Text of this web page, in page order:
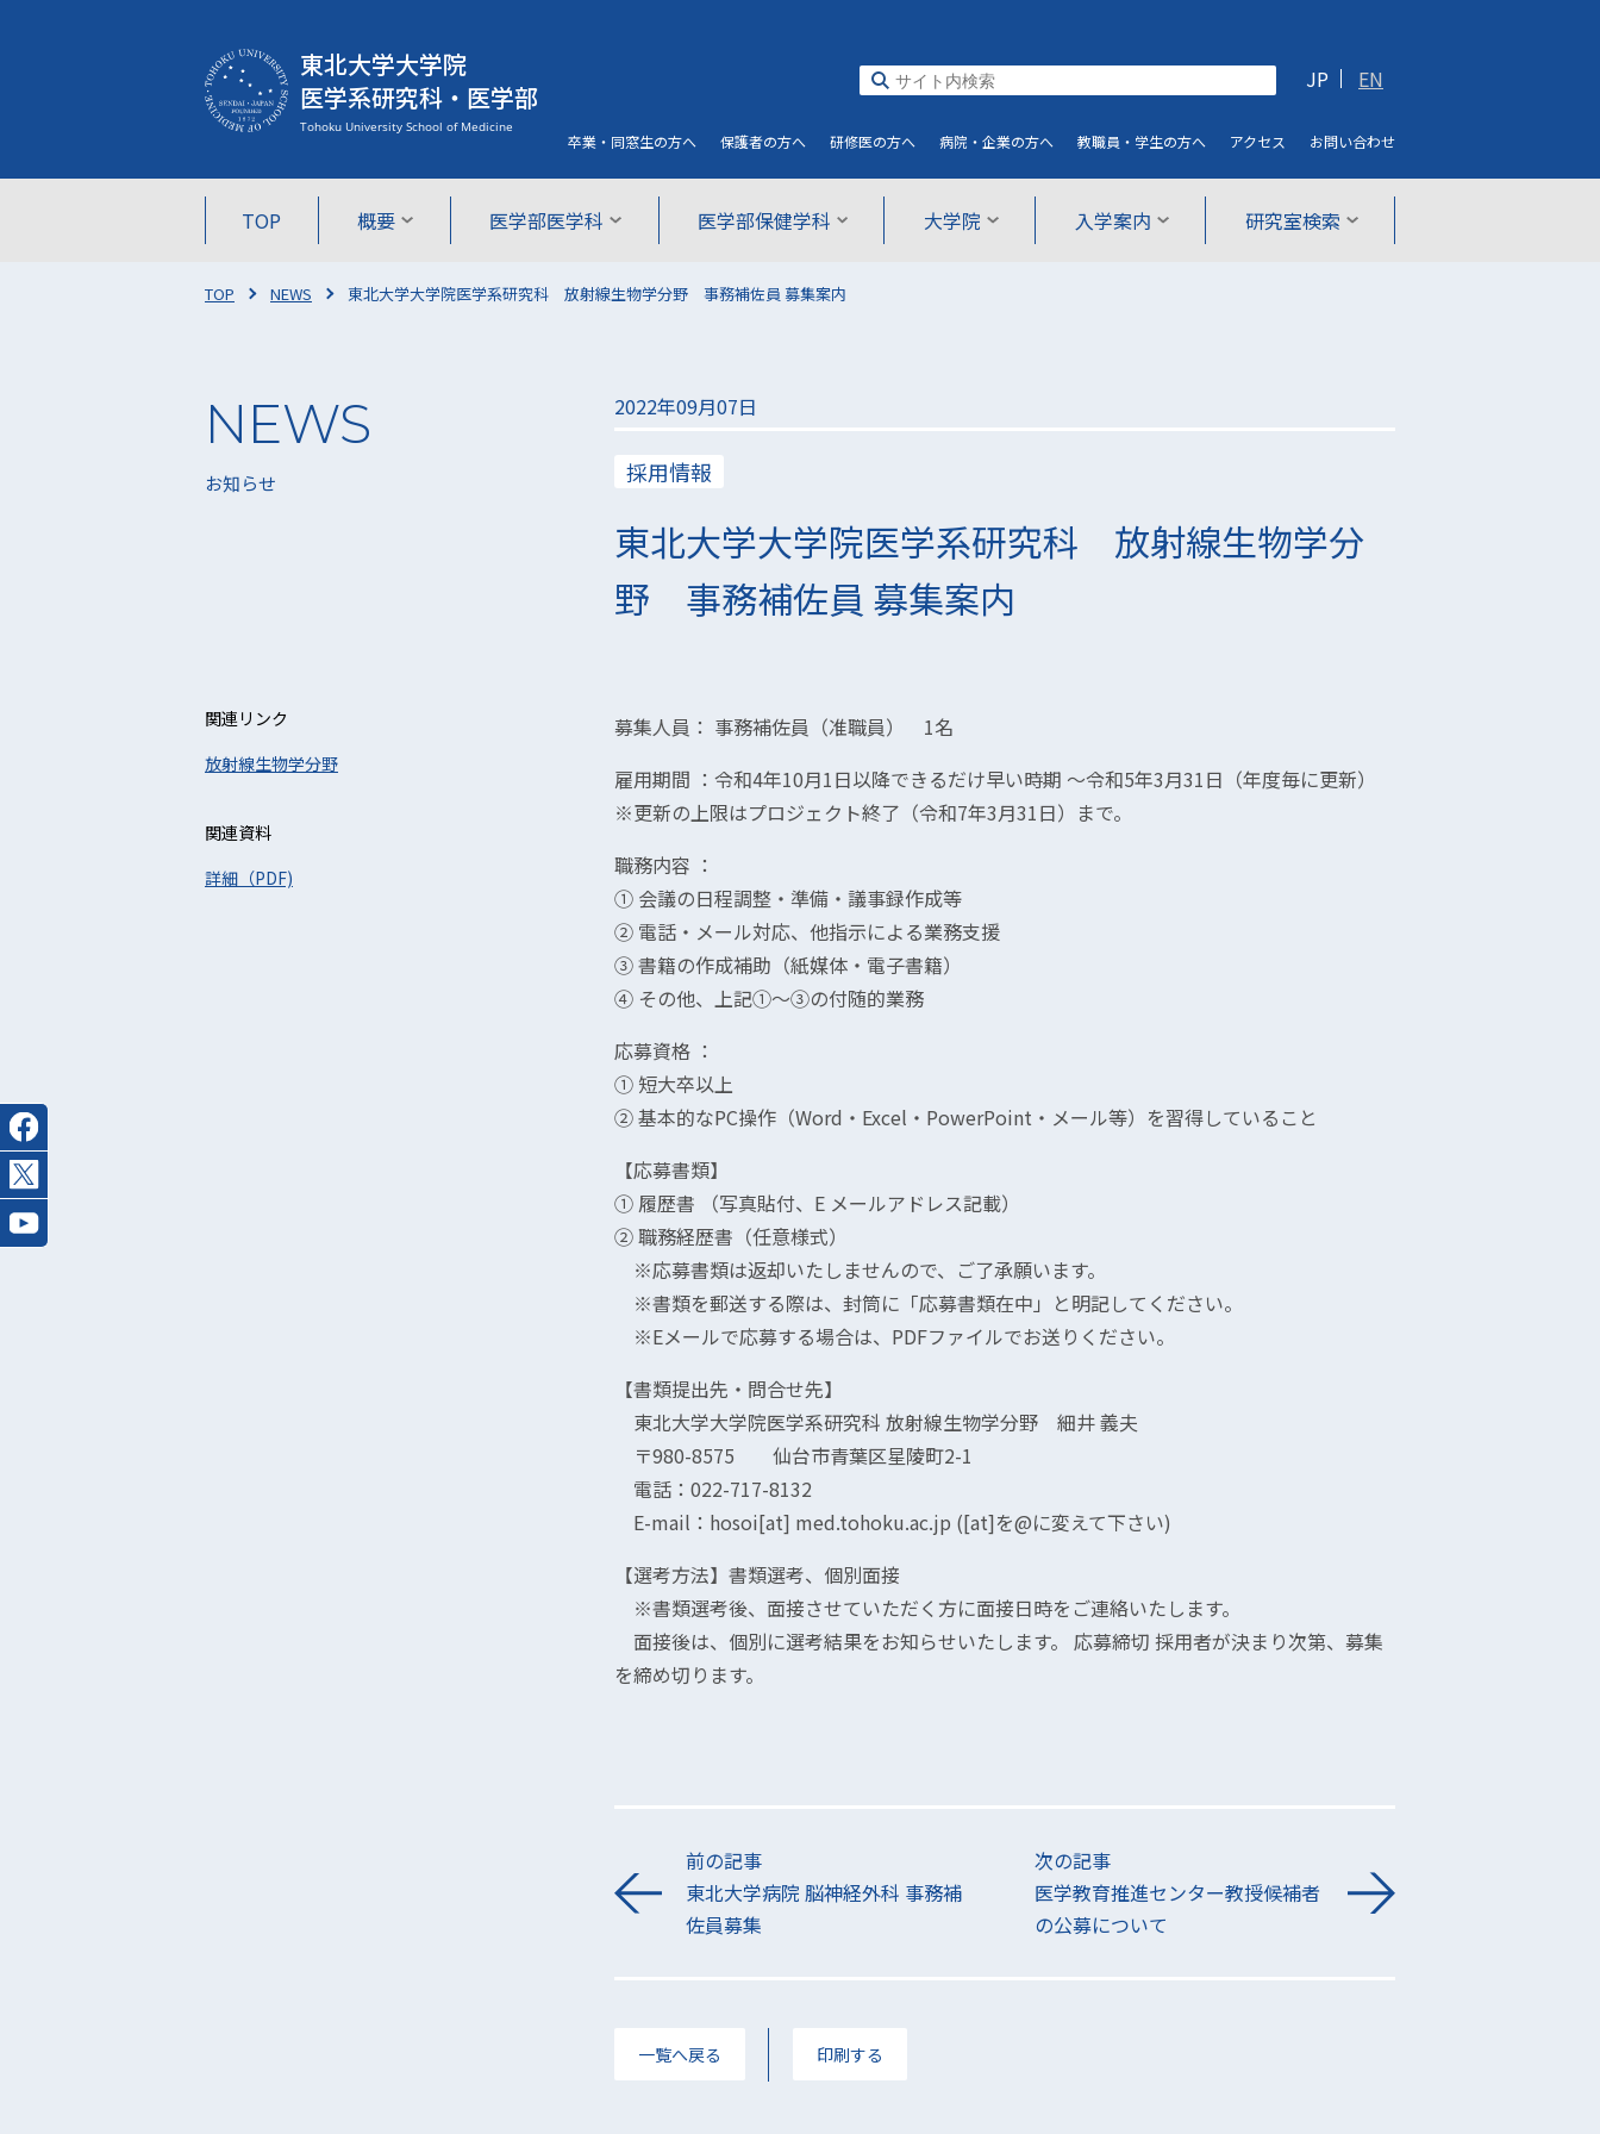
東北大学大学院
医学系研究科・医学部
TOP 概要 医学部医学科 医学部保健学科 大学院 入学案内 研究室検索
JP EN
卒業・同窓生の方へ 保護者の方へ 研修医の方へ 病院・企業の方へ 教職員・学生の方へ アクセス お問い合わせ
TOP NEWS 東北大学大学院医学系研究科 放射線生物学分野 事務補佐員 募集案内
お知らせ
2022年09月07日
採用情報
東北大学大学院医学系研究科 放射線生物学分
野 事務補佐員 募集案内
募集人員： 事務補佐員（准職員） 1名
雇用期間 ：令和4年10月1日以降できるだけ早い時期 ～令和5年3月31日（年度毎に更新）
※更新の上限はプロジェクト終了（令和7年3月31日）まで。
職務内容 ：
① 会議の日程調整・準備・議事録作成等
② 電話・メール対応、他指示による業務支援
③ 書籍の作成補助（紙媒体・電子書籍）
④ その他、上記①～③の付随的業務
応募資格 ：
① 短大卒以上
② 基本的なPC操作（Word・Excel・PowerPoint・メール等）を習得していること
【応募書類】
① 履歴書 （写真貼付、E メールアドレス記載）
② 職務経歴書（任意様式）
※応募書類は返却いたしませんので、ご了承願います。
※書類を郵送する際は、封筒に「応募書類在中」と明記してください。
※Eメールで応募する場合は、PDFファイルでお送りください。
【書類提出先・問合せ先】
東北大学大学院医学系研究科 放射線生物学分野 細井 義夫
〒980-8575 仙台市青葉区星陵町2-1
電話：022-717-8132
E-mail：hosoi[at] med.tohoku.ac.jp ([at]を@に変えて下さい)
【選考方法】書類選考、個別面接
※書類選考後、面接させていただく方に面接日時をご連絡いたします。
面接後は、個別に選考結果をお知らせいたします。 応募締切 採用者が決まり次第、募集
を締め切ります。
関連リンク
放射線生物学分野
関連資料
詳細（PDF)
前の記事
東北大学病院 脳神経外科 事務補
佐員募集
次の記事
医学教育推進センター教授候補者
の公募について
一覧へ戻る 印刷する